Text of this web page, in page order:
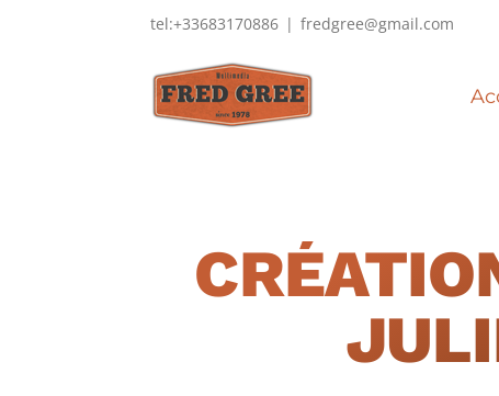
tel:+33683170886 | fredgree@gmail.com